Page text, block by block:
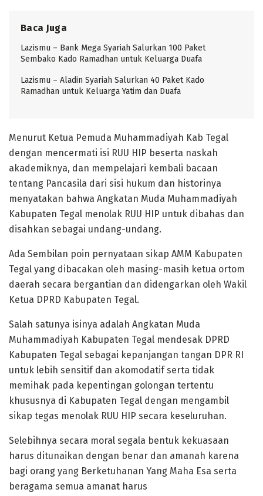
Baca Juga
Lazismu – Bank Mega Syariah Salurkan 100 Paket
Sembako Kado Ramadhan untuk Keluarga Duafa
Lazismu – Aladin Syariah Salurkan 40 Paket Kado
Ramadhan untuk Keluarga Yatim dan Duafa
Menurut Ketua Pemuda Muhammadiyah Kab Tegal
dengan mencermati isi RUU HIP beserta naskah
akademiknya, dan mempelajari kembali bacaan
tentang Pancasila dari sisi hukum dan historinya
menyatakan bahwa Angkatan Muda Muhammadiyah
Kabupaten Tegal menolak RUU HIP untuk dibahas dan
disahkan sebagai undang-undang.
Ada Sembilan poin pernyataan sikap AMM Kabupaten
Tegal yang dibacakan oleh masing-masih ketua ortom
daerah secara bergantian dan didengarkan oleh Wakil
Ketua DPRD Kabupaten Tegal.
Salah satunya isinya adalah Angkatan Muda
Muhammadiyah Kabupaten Tegal mendesak DPRD
Kabupaten Tegal sebagai kepanjangan tangan DPR RI
untuk lebih sensitif dan akomodatif serta tidak
memihak pada kepentingan golongan tertentu
khususnya di Kabupaten Tegal dengan mengambil
sikap tegas menolak RUU HIP secara keseluruhan.
Selebihnya secara moral segala bentuk kekuasaan
harus ditunaikan dengan benar dan amanah karena
bagi orang yang Berketuhanan Yang Maha Esa serta
beragama semua amanat harus